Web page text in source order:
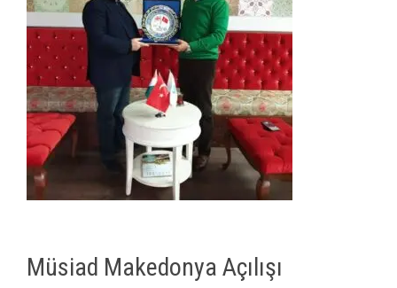
Müsiad Makedonya Açılışı